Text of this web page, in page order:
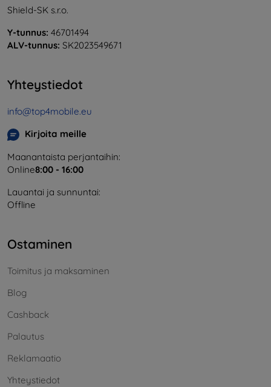
Shield-SK s.r.o.
Y-tunnus: 46701494
ALV-tunnus: SK2023549671
Yhteystiedot
info@top4mobile.eu
Kirjoita meille
Maanantaista perjantaihin:
Online8:00 - 16:00
Lauantai ja sunnuntai:
Offline
Ostaminen
Toimitus ja maksaminen
Blog
Cashback
Palautus
Reklamaatio
Yhteystiedot